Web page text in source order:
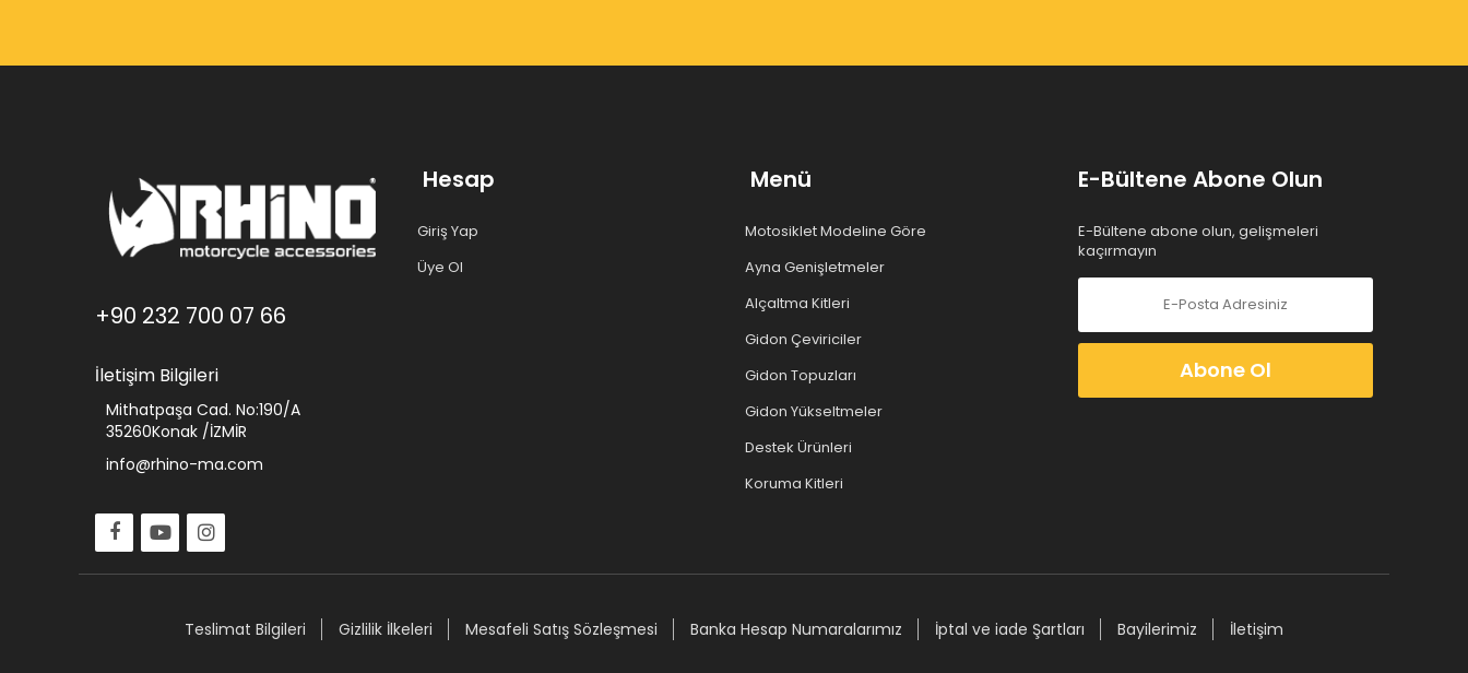
+90 232 700 07 66
İletişim Bilgileri
Mithatpaşa Cad. No:190/A
35260Konak /İZMİR
info@rhino-ma.com
Hesap
Giriş Yap
Üye Ol
Menü
Motosiklet Modeline Göre
Ayna Genişletmeler
Alçaltma Kitleri
Gidon Çeviriciler
Gidon Topuzları
Gidon Yükseltmeler
Destek Ürünleri
Koruma Kitleri
E-Bültene Abone Olun
E-Bültene abone olun, gelişmeleri
kaçırmayın
Abone Ol
Teslimat Bilgileri Gizlilik İlkeleri Mesafeli Satış Sözleşmesi Banka Hesap Numaralarımız İptal ve iade Şartları Bayilerimiz İletişim